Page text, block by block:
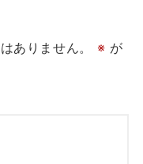
ありません。 ※ が